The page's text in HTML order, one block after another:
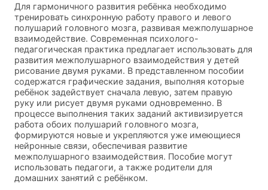
Для гармоничного развития ребёнка необходимо
тренировать синхронную работу правого и левого
полушарий головного мозга, развивая межполушарное
взаимодействие. Современная психолого-
педагогическая практика предлагает использовать для
развития межполушарного взаимодействия у детей
рисование двумя руками. В представленном пособии
содержатся графические задания, выполняя которые
ребёнок задействует сначала левую, затем правую
руку или рисует двумя руками одновременно. В
процессе выполнения таких заданий активизируется
работа обоих полушарий головного мозга,
формируются новые и укрепляются уже имеющиеся
нейронные связи, обеспечивая развитие
межполушарного взаимодействия. Пособие могут
использовать педагоги, а также родители для
домашних занятий с ребёнком.